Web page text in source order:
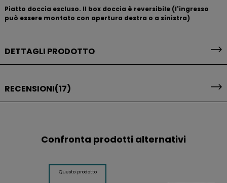
Piatto doccia escluso. Il box doccia è reversibile (l'ingresso
può essere montato con apertura destra o a sinistra)
DETTAGLI PRODOTTO
RECENSIONI(17)
Confronta prodotti alternativi
Questo prodotto